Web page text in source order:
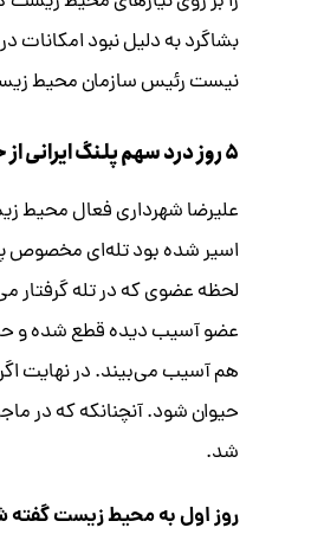
بشاگرد به دلیل نبود
نیست رئیس سازمان محیط
۵ روز درد سهم پلنگ ایرانی از حمایت محیط زیست
اسیر شده بود تله‌ای مخصوص
لحظه عضوی که در تله گرفتار
عضو آسیب دیده قطع شده و
هم آسیب می‌بیند. در نهایت اگر
حیوان شود. آنچنانکه که در
شد.
روز اول به محیط زیست گفته شد اما پلنگ